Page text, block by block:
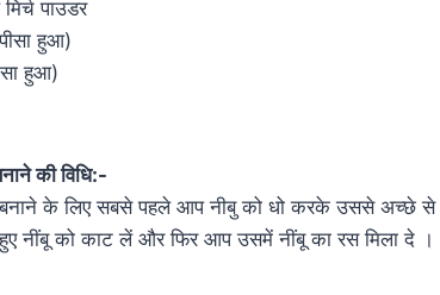
पाउडर
हुआ)
हुआ)
की विधि:-
बनाने के लिए सबसे पहले आप नीबु को धो करके उससे अच्छे
नींबू को काट लें और फिर आप उसमें नींबू का रस मिला दे ।